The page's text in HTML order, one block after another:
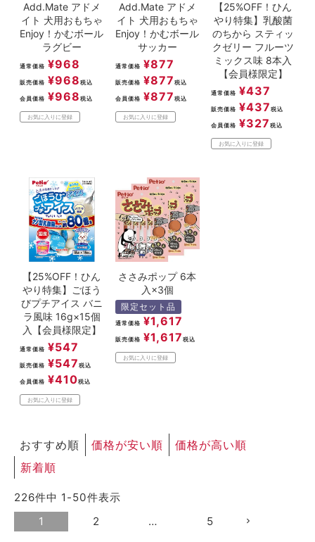
Add.Mate アドメ
イト 犬用おもちゃ
Enjoy！かむボール
ラグビー
通常価格 ¥968
販売価格 ¥968 税込
会員価格 ¥968 税込
お気に入りに登録
Add.Mate アドメ
イト 犬用おもちゃ
Enjoy！かむボール
サッカー
通常価格 ¥877
販売価格 ¥877 税込
会員価格 ¥877 税込
お気に入りに登録
【25%OFF！ひん
やり特集】乳酸菌
のちから スティッ
クゼリー フルーツ
ミックス味 8本入
【会員様限定】
通常価格 ¥437
販売価格 ¥437 税込
会員価格 ¥327 税込
お気に入りに登録
【25%OFF！ひん
やり特集】ごほう
びプチアイス バニ
ラ風味 16g×15個
入【会員様限定】
通常価格 ¥547
販売価格 ¥547 税込
会員価格 ¥410税込
お気に入りに登録
ささみポップ 6本
入×3個
限定セット品
通常価格 ¥1,617
販売価格 ¥1,617 税込
お気に入りに登録
おすすめ順 価格が安い順
価格が高い順
新着順
226件中 1 -50件表示
1
2 … 5